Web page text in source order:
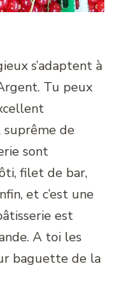
s’adaptent à
Tu peux
de
sont
filet de bar,
et c’est une
est
A toi les
baguette de la